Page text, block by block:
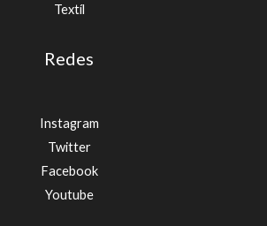
Textíl
Redes
Instagram
Twitter
Facebook
Youtube